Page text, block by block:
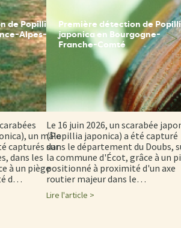
de Popillia
Alpes-
un mâle
capturés sur
dans les
à un piège
d…
Première détection de
japonica en Bourgogne-
Franche-Comté
Le 16 juin 2026, un scarabée
(Popillia japonica) a été capturé
dans le département du Doubs,
la commune d'Écot, grâce à un
positionné à proximité d'un axe
routier majeur dans le…
Lire l'article >